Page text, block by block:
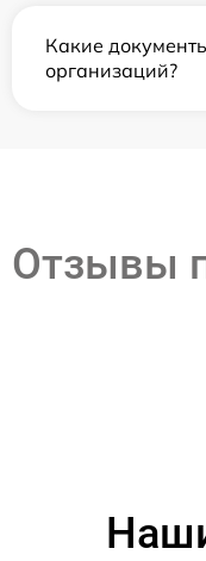
Какие
организаций?
Отзывы